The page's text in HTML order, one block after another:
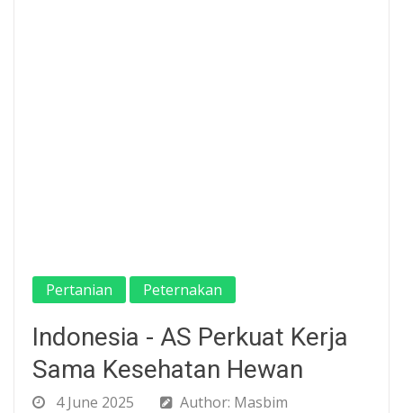
Pertanian Peternakan
Indonesia - AS Perkuat Kerja
Sama Kesehatan Hewan
4 June 2025
Author: Masbim